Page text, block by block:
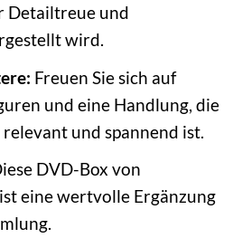
Detailtreue und
wird.
Freuen Sie sich auf
und eine Handlung, die
und spannend ist.
DVD-Box von
eine wertvolle Ergänzung